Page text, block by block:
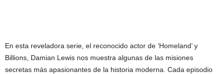
En esta reveladora serie, el reconocido actor de ‘Homeland’ y
Billions, Damian Lewis nos muestra algunas de las misiones
secretas más apasionantes de la historia moderna. Cada episodio